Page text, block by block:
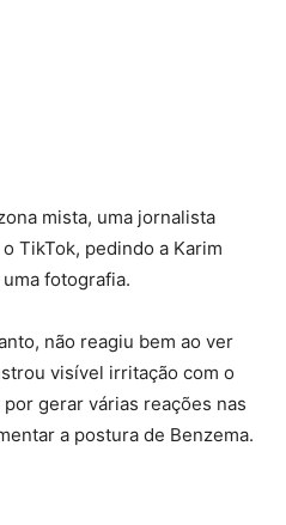
mista, uma jornalista
TikTok, pedindo a Karim
fotografia.
não reagiu bem ao ver
visível irritação com o
gerar várias reações nas
a postura de Benzema.